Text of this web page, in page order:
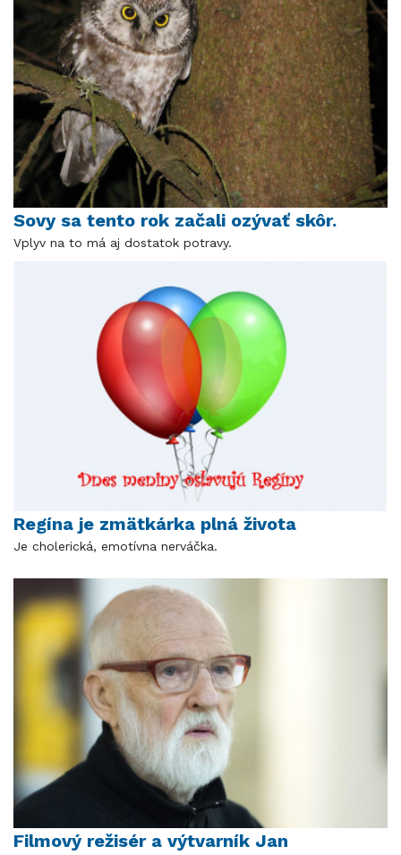
Sovy sa tento rok začali ozývať skôr.
Vplyv na to má aj dostatok potravy.
Regína je zmätkárka plná života
Je cholerická, emotívna nerváčka.
Filmový režisér a výtvarník Jan